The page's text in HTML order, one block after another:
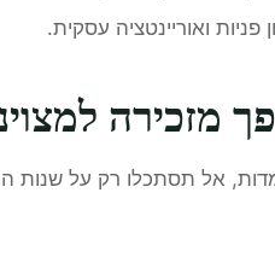
פניות ואוריינטציה עסקית.
מזכירה
אל תסתכלו רק על שנות